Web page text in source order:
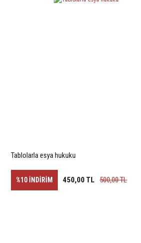
Tablolarla esya hukuku
%10 İNDİRİM 450,00 TL 500,00 TL